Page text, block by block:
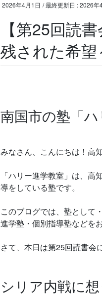
2026年4月1日 / 最終更新日 :2026年
【第25回読
残された希望
南国市の塾「ハ
みなさん、こんにちは！高
「ハリー進学教室」は、
導をしている塾です。
このブログでは、塾として
進学塾・個別指導塾などを
さて、本日は第25回読書会
シリア内戦に